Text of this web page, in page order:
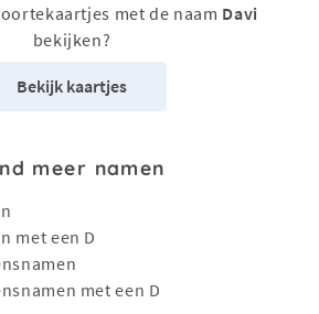
met de naam Davi
bekijken?
Bekijk kaartjes
meer namen
met een D
met een D